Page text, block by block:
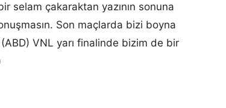
selam çakaraktan yazının sonuna
Son maçlarda bizi boyna
VNL yarı finalinde bizim de bir